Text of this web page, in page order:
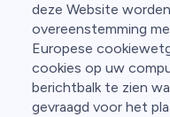
deze Website
overeenstemming
Europese
cookies op uw
berichtbalk te zien
gevraagd voor het